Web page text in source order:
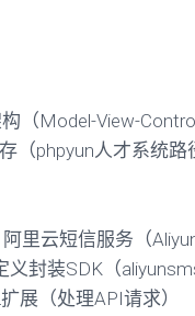
（Model-View-
（phpyun人才系统
里云短信服务（
义封装SDK（
展（处理API请求）